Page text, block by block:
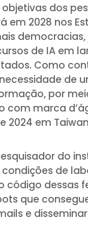
dos
em 2028 nos
de IA em
Como
de
por
com marca
2024 em
do
de
código dessas
que
e